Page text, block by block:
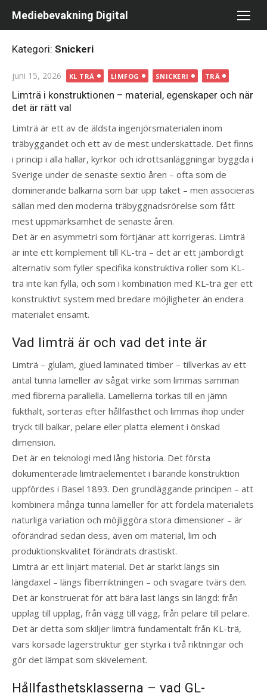
Mediebevakning Digital
Kategori: Snickeri
Publicerad
den
juni 15, 2026 KL TRÄ LIMFOG SNICKERI TRÄ
Limträ i konstruktionen – material, egenskaper och när
det är rätt val
Limträ är ett av de äldsta ingenjörsmaterialen inom
träbyggandet och ett av de mest underskattade. Det finns
i princip i alla hallar, kyrkor och idrottsanläggningar byggda i
Sverige under de senaste sextio åren – ofta som de
dominerande balkarna som bär upp taket – men associeras
sällan med den moderna träbyggnadsrörelse som fått
mest uppmärksamhet de senaste åren.
Det är en asymmetri som förtjänar att korrigeras. Limträ
är inte ett komplement till KL-trä – det är ett jämbördigt
alternativ som fyller specifika konstruktiva roller som KL-
trä inte kan fylla, och som i kombination med KL-trä ger ett
konstruktivt system med bredare möjligheter än endera
materialet ensamt.
Vad limträ är och vad det inte är
Limträ – glulam, glued laminated timber – tillverkas av ett
antal tunna lameller av sågat virke som limmas samman
med fibrerna parallella. Lamellerna torkas till en jämn
fukthalt, sorteras efter hållfasthet och limmas ihop under
tryck till balkar, pelare eller platta element i önskad
dimension.
Det är en teknologi med lång historia. Det första
dokumenterade limträelementet i bärande konstruktion
uppfördes i Basel 1893. Den grundläggande principen – att
kombinera många tunna lameller för att fördela materialets
naturliga variation och möjliggöra stora dimensioner – är
oförändrad sedan dess, även om material, lim och
produktionskvalitet förändrats drastiskt.
Limträ är ett linjärt material. Det är starkt längs sin
längdaxel – längs fiberriktningen – och svagare tvärs den.
Det är konstruerat för att bära last längs sin längd: från
upplag till upplag, från vägg till vägg, från pelare till pelare.
Det är detta som skiljer limträ fundamentalt från KL-trä,
vars korsade lagerstruktur ger styrka i två riktningar och
gör det lämpat som skivelement.
Hållfasthetsklasserna – vad GL-